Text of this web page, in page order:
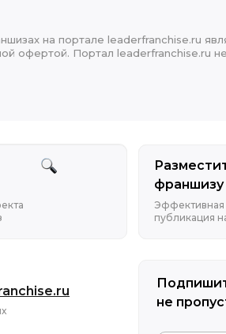
на портале leaderfranchise.ru
офертой. Портал leaderfranchise.ru
франшизу
не
Эффективная
публикация